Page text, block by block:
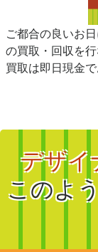
ご都合の良いお
の買取・回収を行
買取は即日現金で
デザイ
このよ